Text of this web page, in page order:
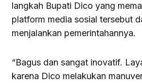
langkah Bupati Dico yang
platform media sosial tersebut
menjalankan pemerintahannya.
“Bagus dan sangat inovatif.
karena Dico melakukan